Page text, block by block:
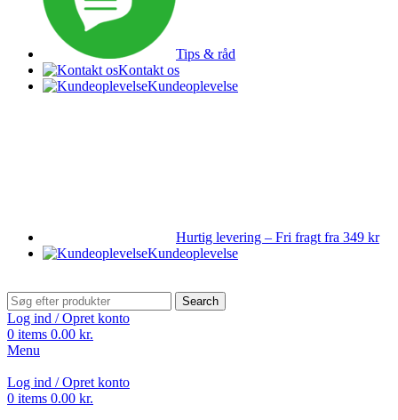
Tips & råd
Kontakt os
Kundeoplevelse
Hurtig levering – Fri fragt fra 349 kr
Kundeoplevelse
Search
Log ind / Opret konto
0 items 0.00 kr.
Menu
Log ind / Opret konto
0 items 0.00 kr.